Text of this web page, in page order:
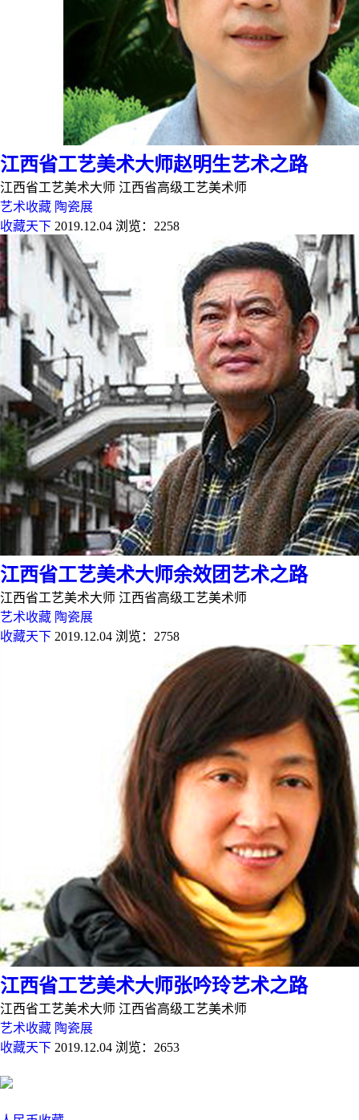
江西省工艺美术大师赵明生艺术之路
江西省工艺美术大师 江西省高级工艺美术师
艺术收藏 陶瓷展
收藏天下 2019.12.04 浏览：2258
江西省工艺美术大师余效团艺术之路
江西省工艺美术大师 江西省高级工艺美术师
艺术收藏 陶瓷展
收藏天下 2019.12.04 浏览：2758
江西省工艺美术大师张吟玲艺术之路
江西省工艺美术大师 江西省高级工艺美术师
艺术收藏 陶瓷展
收藏天下 2019.12.04 浏览：2653